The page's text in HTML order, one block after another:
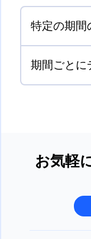
特定の期間
期間ごとに
お気軽